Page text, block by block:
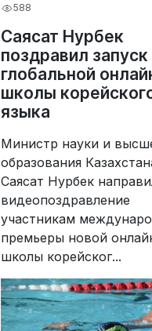
588
Саясат Нурбек
поздравил запуск
глобальной
школы
языка
Министр науки и
образования
Саясат Нурбек
видеопоздравление
участникам
премьеры новой
школы корейског...